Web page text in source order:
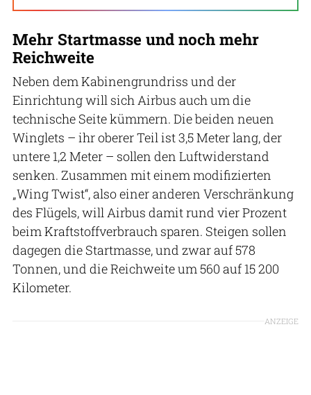
Mehr Startmasse und noch mehr
Reichweite
Neben dem Kabinengrundriss und der
Einrichtung will sich Airbus auch um die
technische Seite kümmern. Die beiden neuen
Winglets – ihr oberer Teil ist 3,5 Meter lang, der
untere 1,2 Meter – sollen den Luftwiderstand
senken. Zusammen mit einem modifizierten
„Wing Twist“, also einer anderen Verschränkung
des Flügels, will Airbus damit rund vier Prozent
beim Kraftstoffverbrauch sparen. Steigen sollen
dagegen die Startmasse, und zwar auf 578
Tonnen, und die Reichweite um 560 auf 15 200
Kilometer.
ANZEIGE